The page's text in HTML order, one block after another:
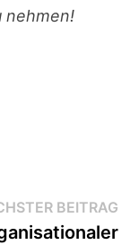
nehmen!
BEITRAG